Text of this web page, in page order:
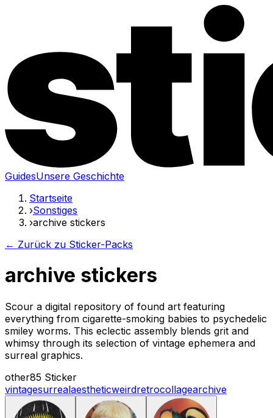
GuidesUnsere Geschichte
Startseite
›Sonstiges
›archive stickers
← Zurück zu Sticker-Packs
archive stickers
Scour a digital repository of found art featuring
everything from cigarette-smoking babies to psychedelic
smiley worms. This eclectic assembly blends grit and
whimsy through its selection of vintage ephemera and
surreal graphics.
other85 Sticker
vintagesurrealaestheticweirdretrocollagearchive